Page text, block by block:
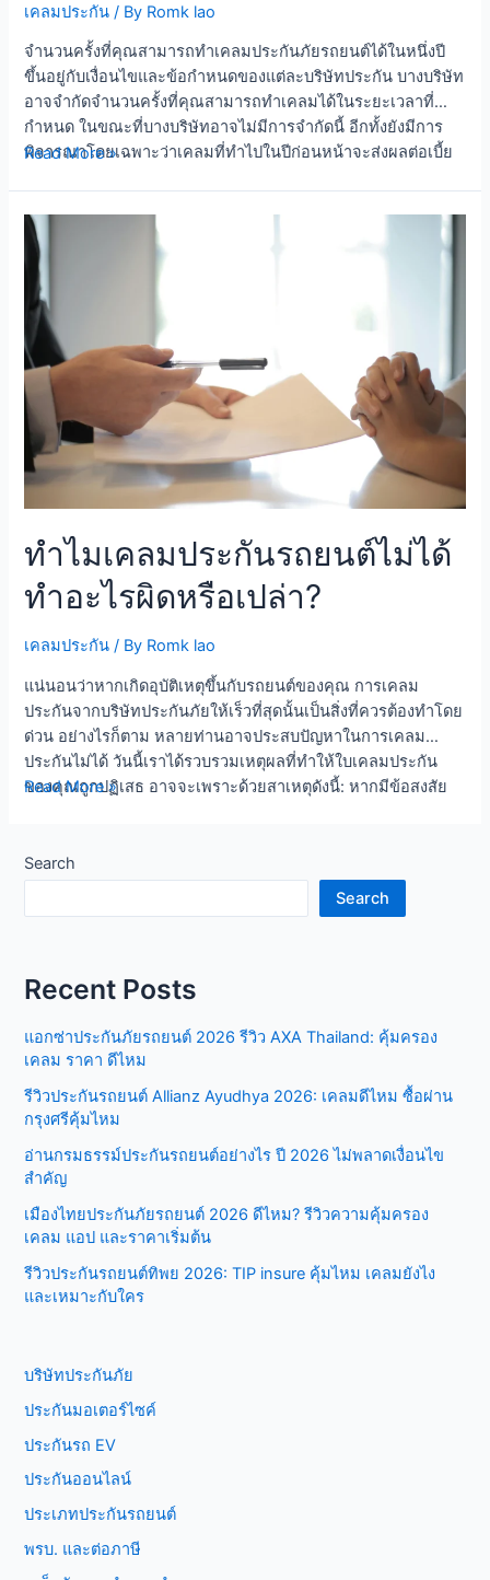
เคลมประกัน / By Romk lao
จำนวนครั้งที่คุณสามารถทำเคลมประกันภัยรถยนต์ได้ในหนึ่งปี
ขึ้นอยู่กับเงื่อนไขและข้อกำหนดของแต่ละบริษัทประกัน บางบริษัท
อาจจำกัดจำนวนครั้งที่คุณสามารถทำเคลมได้ในระยะเวลาที่
กำหนด ในขณะที่บางบริษัทอาจไม่มีการจำกัดนี้ อีกทั้งยังมีการ
พิจารณาโดยเฉพาะว่าเคลมที่ทำไปในปีก่อนหน้าจะส่งผลต่อเบี้ย
ธุรกิจประกันภัย (คปภ.) การทำเคลมบ่อยๆ ในระยะเวลาสั้น ๆ
อาจส่งผลต่อเบี้ยประกันในระยะยาว โดยบริษัทประกันอาจเพิ่ม
เบี้ยหรือยกเลิกการคุ้มครองของคุณ ดังนั้นควรตรวจสอบข้อ
กำหนดและเงื่อนไขของแผนประกันของคุณอย่างรอบคอบก่อนที่
จะทำเคลมเพื่อให้แน่ใจว่าคุณเข้าใจถึงว่ามีข้อจำกัดใดบ้างที่อาจ
มีผลต่อการทำเคลมของคุณในอนาคต Table of Contents
Toggle หากต้องเคลมประกันปีละหลายครั้ง มีเงื่อนไขอย่างไร ซื้อ
ประกันภัยรถยนต์ให้ถูกประเภท หากต้องเคลมประกันปีละหลาย
ครั้ง มีเงื่อนไขอย่างไร การทำเคลมประกันหลายครั้งในปีอาจมีผล
ต่อเบี้ยประกันของคุณในอนาคต โดยบริษัทประกันอาจมีเงื่อนไข
และข้อกำหนดเฉพาะเกี่ยวกับการทำเคลมหลายครั้งในปี ต่อไปนี้
คือสถานการณ์ที่อาจเกิดขึ้นได้หากคุณต้องเคลมประกันภัยหลาย
ประกันภัยรถยนต์ หากคุณทำเคลมประกันหลายครั้งในปี เบี้ย
ประกันของคุณอาจเพิ่มขึ้นในปีถัดไป เนื่องจากบริษัทประกันอาจ
พิจารณาความเสี่ยงของคุณว่าเสี่ยงกว่าคนอื่นๆ ข้อจำกัดในการ
สามารถทำเคลมได้ในระยะเวลาที่กำหนด หากเกินจำนวนครั้งที่
กำหนด บริษัทอาจจะเพิกถอนการคุ้มครองหรือเพิ่มเบี้ยประกันได้
การตรวจสอบความเสี่ยง: บริษัทประกันอาจพิจารณาความเสี่ยง
ของคุณโดยรวม เช่น ประวัติขับขี่ ประวัติการเคลม และปัจจัยอื่น
ๆ เพื่อกำหนดเบี้ยประกันในปีถัดไป ซื้อประกันภัยรถยนต์ให้ถูก
ประเภท รู้หรือไม่ว่าประเภทกรมธรรมก็มีผลในการเคลม จะเคลม
วงจร เนื่องจากกรมธรรม์อื่น ๆ เช่น ประกันบุคคลที่สามหรือ
ประกันภัยอัคคีภัยและโจรกรรม ไม่มีสิทธิ์ในการทำเคลมหลาย
ครั้ง เมื่อกรมธรรม์ครอบคลุมทั้งหมด คุณสามารถเรียกร้องความ
เคลม
รถยนต์
ใน
หนึ่ง
ได้
กี่
ครั้ง
Read More »
ทำไมเคลมประกันรถยนต์ไม่ได้
ทำอะไรผิดหรือเปล่า?
เคลมประกัน / By Romk lao
แน่นอนว่าหากเกิดอุบัติเหตุขึ้นกับรถยนต์ของคุณ การเคลม
ประกันจากบริษัทประกันภัยให้เร็วที่สุดนั้นเป็นสิ่งที่ควรต้องทำโดย
ด่วน อย่างไรก็ตาม หลายท่านอาจประสบปัญหาในการเคลม
ประกันไม่ได้ วันนี้เราได้รวบรวมเหตุผลที่ทำให้ใบเคลมประกัน
ของคุณถูกปฏิเสธ อาจจะเพราะด้วยสาเหตุดังนี้: หากมีข้อสงสัย
Toggle ขอใบแจ้งความช้าหรือไม่มีใบแจ้งความเป็นหลักฐาน คน
ขับกับชื่อเจ้าของประกันเป็นคนละคน ขณะเกิดอุบัติเหตุ คนขับ
มึนเมา กรอกข้อมูลในแบบฟอร์มไม่ครบถ้วน สถานการณ์นั้นๆ
ผล นั่นก็คือไม่มีใบแจ้งความ หรือว่าไปแจ้งความช้า ปกติแล้วคุณ
จะต้องไปแจ้งความภายใน 24 ชั่วโมงหลังจากเกิดเหตุ ดังนั้นกัน
ไว้ดีกว่าแก้ คนขับกับชื่อเจ้าของประกันเป็นคนละคน สำคัญมากที่
ผู้ขับขี่กับเจ้าของรถยนต์ต้องเป็นคนเดียวกัน เพื่อความโปร่งใสใน
การเคลมประกัน หากคนขับในขณะที่เกิดอุบัติเหตุเป็นคนละคน
ของคุณไม่ผ่าน ขณะเกิดอุบัติเหตุ คนขับมึนเมา ข้อนี้เป็นข้อที่ระบุ
ในกรมธรรม์ว่าในขณะที่ขับขี่และเกิดอุบัติเหตุ ผู้ขับขี่จะต้องมี
สติสัมปชัญญะครบถ้วนทุกประการถึงจะเคลมประกันได้ หากขับ
รถในขณะมึนเมา สูบบุหรี่หรือดื่มสุรา จะไม่สามารถเคลมประกัน
ได้ กรอกข้อมูลในแบบฟอร์มไม่ครบถ้วน ในแบบฟอร์มจะมีราย
ละเอียดมากมายเพื่อการรวบรวมข้อมูลที่ครบถ้วนสมบูรณ์ที่สุด รู้
ถูกปฏิเสธ หากเปรียบเทียบประกันภัยรถยนต์ บางบริษัทประกันภัย
คุณมีความเสี่ยงในการทำให้เกิดความเสียหายต่อรถยนต์ คุณอาจ
ไม่สามารถเคลมประกันได้ สถานการณ์นั้นๆ ประกันไม่ครอบคลุม
การอ่านกรมธรรม์ ไม่ว่าจะเป็นการซื้อประกันภัยรถยนต์ออนไลน์
หรือจากพนักงานขายประกันโดยตรงก็ตาม จำเป็นจะต้องทราบว่า
ประกันของคุณครอบคลุมอะไรบ้าง ยกตัวอย่างกรณีที่ประกันไม่
ครอบคลุมได้แก่ …
ทำไม
รถยนต์
ไม่
ได้
ผิด
เปล่า?
Read More »
Search
Search
Recent Posts
แอกซ่าประกันภัยรถยนต์ 2026 รีวิว AXA Thailand: คุ้มครอง
เคลม ราคา ดีไหม
รีวิวประกันรถยนต์ Allianz Ayudhya 2026: เคลมดีไหม ซื้อผ่าน
กรุงศรีคุ้มไหม
อ่านกรมธรรม์ประกันรถยนต์อย่างไร ปี 2026 ไม่พลาดเงื่อนไข
สำคัญ
เมืองไทยประกันภัยรถยนต์ 2026 ดีไหม? รีวิวความคุ้มครอง
เคลม แอป และราคาเริ่มต้น
รีวิวประกันรถยนต์ทิพย 2026: TIP insure คุ้มไหม เคลมยังไง
และเหมาะกับใคร
บริษัทประกันภัย
ประกันมอเตอร์ไซค์
ประกันรถ EV
ประกันออนไลน์
ประเภทประกันรถยนต์
พรบ. และต่อภาษี